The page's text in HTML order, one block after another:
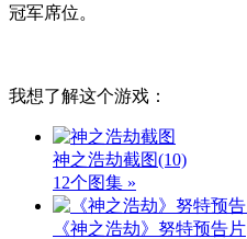
冠军席位。
我想了解这个游戏：
神之浩劫截图(10)
12个图集 »
《神之浩劫》努特预告片